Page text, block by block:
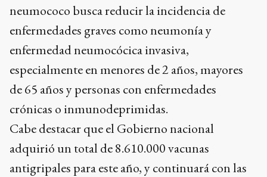
neumococo busca reducir la incidencia de
enfermedades graves como neumonía y
enfermedad neumocócica invasiva,
especialmente en menores de 2 años, mayores
de 65 años y personas con enfermedades
crónicas o inmunodeprimidas.
Cabe destacar que el Gobierno nacional
adquirió un total de 8.610.000 vacunas
antigripales para este año, y continuará con las